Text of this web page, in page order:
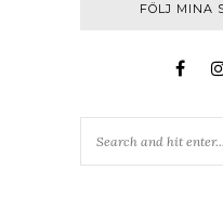
FÖLJ MINA